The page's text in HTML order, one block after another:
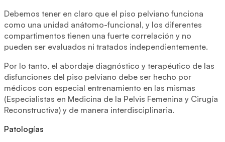
Debemos tener en claro que el piso pelviano funciona
como una unidad anátomo-funcional, y los diferentes
compartimentos tienen una fuerte correlación y no
pueden ser evaluados ni tratados independientemente.
Por lo tanto, el abordaje diagnóstico y terapéutico de las
disfunciones del piso pelviano debe ser hecho por
médicos con especial entrenamiento en las mismas
(Especialistas en Medicina de la Pelvis Femenina y Cirugía
Reconstructiva) y de manera interdisciplinaria.
Patologías